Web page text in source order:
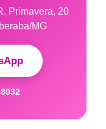
Primavera, 20
MG